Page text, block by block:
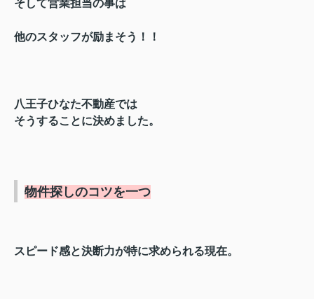
そして営業担当の事は
他のスタッフが励まそう！！
八王子ひなた不動産では
そうすることに決めました。
物件探しのコツを一つ
スピード感と決断力が特に求められる現在。